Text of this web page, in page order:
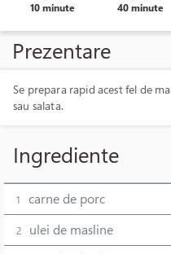
10 minute
40 minute
Prezentare
Se prepara rapid acest fel de
sau salata.
Ingrediente
1 carne de porc
2 ulei de masline